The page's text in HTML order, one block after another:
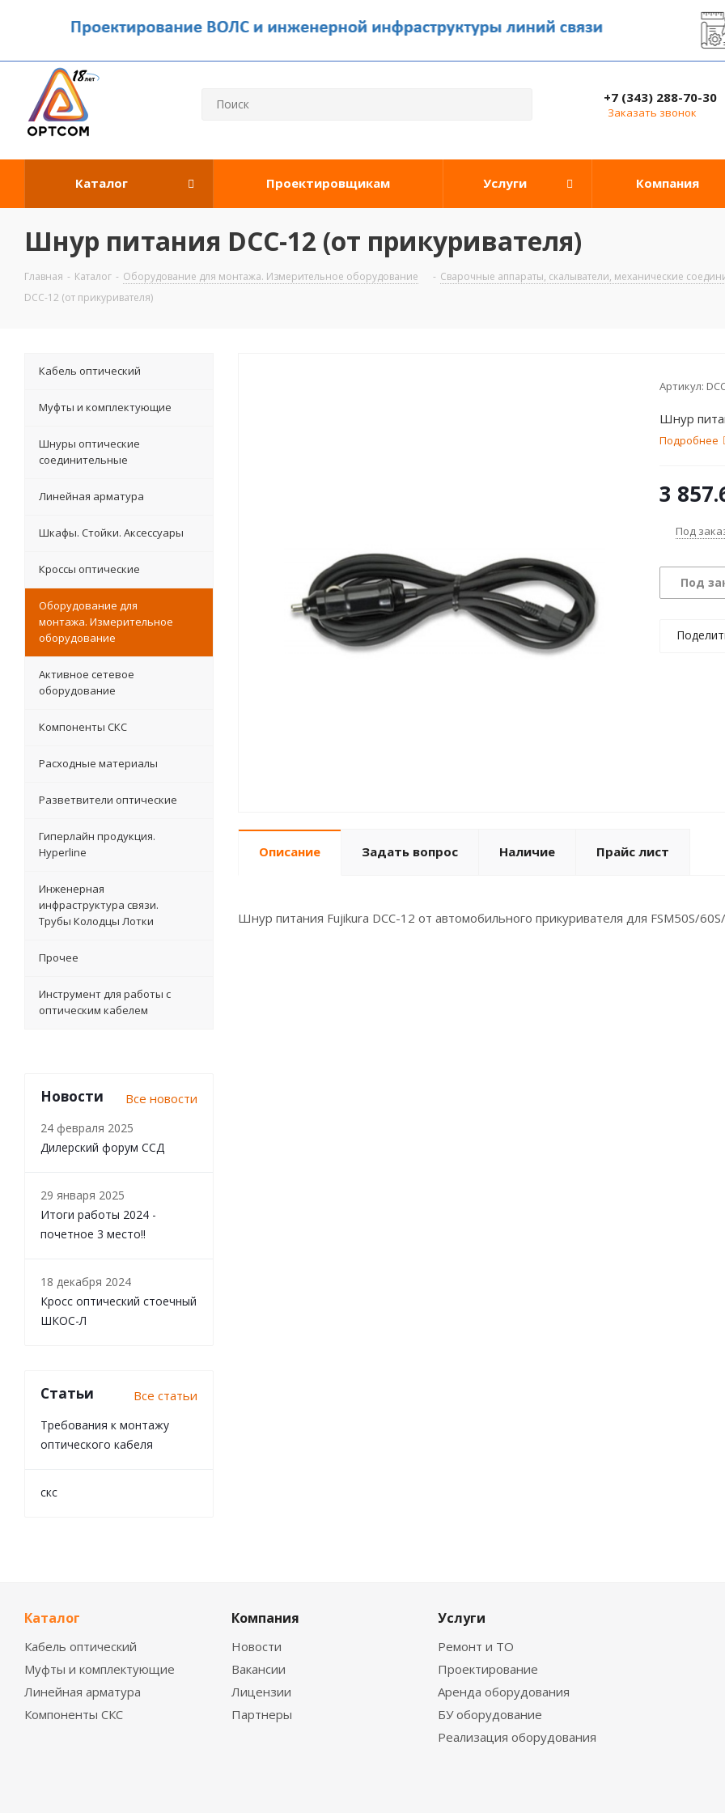
+7 (343) 288-70-30
Заказать звонок
Каталог Проектировщикам Услуги Компания
Шнур питания DCC-12 (от прикуривателя)
Главная - Каталог - Оборудование для монтажа. Измерительное оборудование - Сварочные аппараты, скалыватели, механические
DCC-12 (от прикуривателя)
Артикул:
Шнур
Подробнее
3
Под
Под
Описание Задать вопрос Наличие Прайс лист
Шнур питания Fujikura DCC-12 от автомобильного прикуривателя для FSM50S/
Кабель оптический
Муфты и комплектующие
Шнуры оптические
соединительные
Линейная арматура
Шкафы. Стойки. Аксесcуары
Кроссы оптические
Оборудование для
монтажа. Измерительное
оборудование
Активное сетевое
оборудование
Компоненты СКС
Расходные материалы
Разветвители оптические
Гиперлайн продукция.
Hyperline
Инженерная
инфраструктура связи.
Трубы Колодцы Лотки
Прочее
Инструмент для работы с
оптическим кабелем
Новости Все новости
24 февраля 2025
Дилерский форум ССД
29 января 2025
Итоги работы 2024 -
почетное 3 место!!
18 декабря 2024
Кросс оптический стоечный
ШКОС-Л
Статьи Все статьи
Требования к монтажу
оптического кабеля
скс
Каталог
Кабель оптический
Муфты и комплектующие
Линейная арматура
Компоненты СКС
Компания
Новости
Вакансии
Лицензии
Партнеры
Услуги
Ремонт и ТО
Проектирование
Аренда оборудования
БУ оборудование
Реализация оборудования